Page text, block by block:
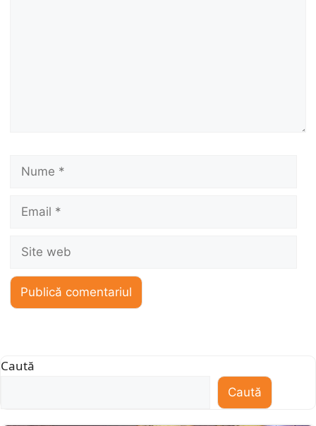
Nume
Email
Site
Caută
Caută